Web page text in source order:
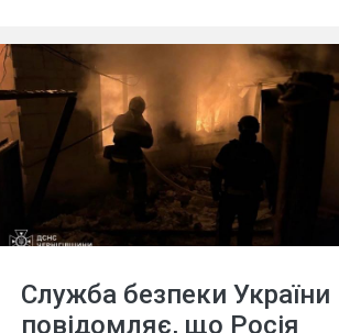
Служба безпеки України
повідомляє, що Росія